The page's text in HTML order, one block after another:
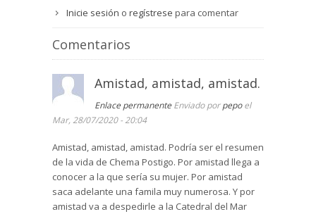
Inicie sesión o regístrese para comentar
Comentarios
Amistad, amistad, amistad.
Enlace permanente Enviado porpepoel
Mar, 28/07/2020 - 20:04
Amistad, amistad, amistad. Podría ser el resumen
de la vida de Chema Postigo. Por amistad llega a
conocer a la que sería su mujer. Por amistad
saca adelante una famila muy numerosa. Y por
amistad va a despedirle a la Catedral del Mar